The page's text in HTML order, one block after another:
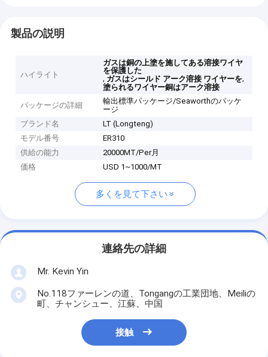
製品の説明
ハイライト
ガスは銅の上塗を施してある溶接ワイヤ
を保護した
, ガスはシールド アーク溶接 ワイヤーを,
塗られるワイヤー銅はアーク溶接
パッケージの詳細
輸出標準パッケージ/Seaworthのパッケ
ージ
ブランド名
LT (Longteng)
モデル番号
ER310
供給の能力
20000MT/Per月
価格
USD 1~1000/MT
多くを見て下さい
連絡先の詳細
Mr. Kevin Yin
No.118ファーレンの道、Tongangの工業団地、Meiliの
町、チャンシュー、江蘇、中国
接触